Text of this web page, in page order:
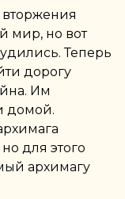
мир, но вот
Теперь
дорогу
Им
домой.
для этого
архимагу